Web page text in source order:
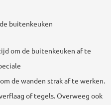
buitenkeuken
om de buitenkeuken af te
de wanden strak af te werken.
of tegels. Overweeg ook